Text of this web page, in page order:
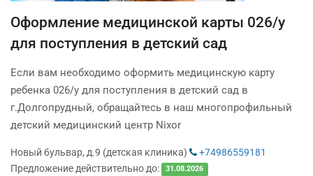
Оформление медицинской карты 026/у
для поступления в детский сад
Если вам необходимо оформить медицинскую карту
ребенка 026/у для поступления в детский сад в
г.Долгопрудный, обращайтесь в наш многопрофильный
детский медицинский центр Nixor
Новый бульвар, д.9 (детская клиника)
+74986559181
Предложение действительно до:
31.08.2026